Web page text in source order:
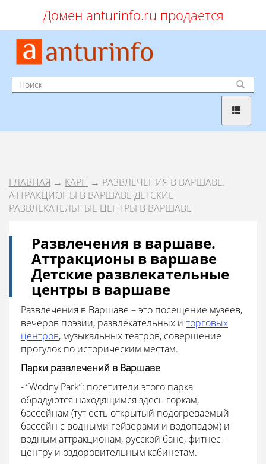
Домен anturinfo.ru продается
ГЛАВНАЯ → КАРП → РАЗВЛЕЧЕНИЯ В ВАРШАВЕ.
АТТРАКЦИОНЫ В ВАРШАВЕ ДЕТСКИЕ
РАЗВЛЕКАТЕЛЬНЫЕ ЦЕНТРЫ В ВАРШАВЕ
Развлечения в варшаве.
Аттракционы в варшаве
Детские развлекательные
центры в варшаве
Развлечения в Варшаве – это посещение музеев,
вечеров поэзии, развлекательных и торговых
центров, музыкальных театров, совершение
прогулок по историческим местам.
Парки развлечений в Варшаве
- “Wodny Park”: посетители этого парка
обрадуются находящимся здесь горкам,
бассейнам (тут есть открытый подогреваемый
бассейн с водными гейзерами и водопадом) и
водным аттракционам, русской бане, фитнес-
центру и оздоровительным кабинетам.